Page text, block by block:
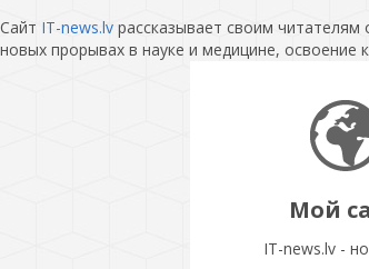
Сайт IT-news.lv рассказывает своим
новых прорывах в науке и медицине, освоение
Мой
IT-news.lv -